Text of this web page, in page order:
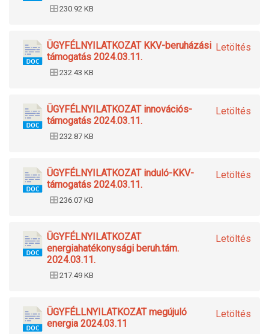
230.92 KB
Letöltés
ÜGYFÉLNYILATKOZAT KKV-beruházási
támogatás 2024.03.11.
232.43 KB
Letöltés
ÜGYFÉLNYILATKOZAT innovációs-
támogatás 2024.03.11.
232.87 KB
Letöltés
ÜGYFÉLNYILATKOZAT induló-KKV-
támogatás 2024.03.11.
236.07 KB
Letöltés
ÜGYFÉLNYILATKOZAT
energiahatékonysági beruh.tám.
2024.03.11.
217.49 KB
Letöltés
ÜGYFÉLLNYILATKOZAT megújuló
energia 2024.03.11